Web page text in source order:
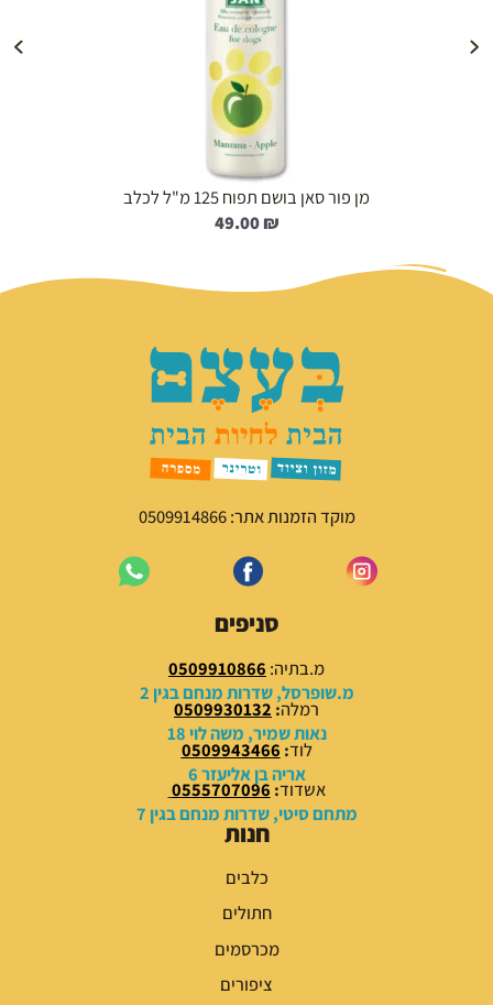
הוספה לעגלה
מן פור סאן בושם תפוח 125 מ"ל לכלב
49.00₪
מוקד הזמנות אתר: 0509914866
סניפים
מ.בתיה: 0509910866
מ.שופרסל, שדרות מנחם בגין 2
רמלה:
0509930132
נאות שמיר, משה לוי 18
לוד:
0509943466
אריה בן אליעזר 6
אשדוד:
0555707096
מתחם סיטי, שדרות מנחם בגין 7
חנות
כלבים
חתולים
מכרסמים
ציפורים